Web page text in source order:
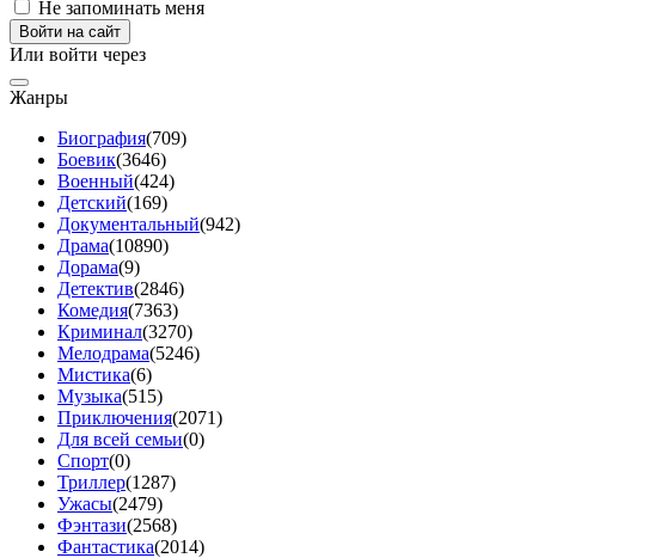
Не запоминать меня
Войти на сайт
Или войти через
Жанры
Биография(709)
Боевик(3646)
Военный(424)
Детский(169)
Документальный(942)
Драма(10890)
Дорама(9)
Детектив(2846)
Комедия(7363)
Криминал(3270)
Мелодрама(5246)
Мистика(6)
Музыка(515)
Приключения(2071)
Для всей семьи(0)
Спорт(0)
Триллер(1287)
Ужасы(2479)
Фэнтази(2568)
Фантастика(2014)